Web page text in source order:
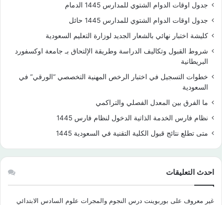
جدول اوقات الدوام الشتوي للمدارس 1445 الدمام
جدول اوقات الدوام الشتوي للمدارس 1445 حائل
كليشة اختبار نهائي بالشعار الجديد لوزارة التعليم السعودية
شروط القبول وتكاليف الدراسة وطريقة الإلتحاق بـ جامعة اوكسفورد
البريطانية
خطوات التسجيل في اختبار الرخص المهنية التخصصي “الورقي” في
السعودية
ما الفرق بين المعدل الفصلي والتراكمي
نظام فارس الخدمة الذاتية الدخول لنظام فارس 1445
متى تطلع نتائج قبول الكلية التقنية في السعودية 1445
احدث التعليقات
غير معروف على بوربوينت درس النجوم والمجرات علوم السادس الابتدائي